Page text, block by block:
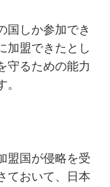
国しか参加でき
加盟できたとし
守るための能力
盟国が侵略を受
ておいて、日本